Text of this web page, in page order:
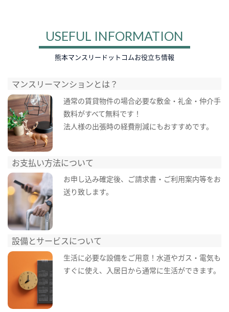
USEFUL INFORMATION
熊本マンスリードットコムお役立ち情報
マンスリーマンションとは？
通常の賃貸物件の場合必要な敷金・礼金・仲介手
数料がすべて無料です！
法人様の出張時の経費削減にもおすすめです。
お支払い方法について
お申し込み確定後、ご請求書・ご利用案内等をお
送り致します。
設備とサービスについて
生活に必要な設備をご用意！水道やガス・電気も
すぐに使え、入居日から通常に生活ができます。